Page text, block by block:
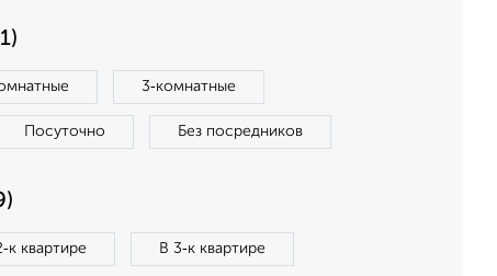
3‑комнатные
Посуточно Без посредников
квартире В 3‑к квартире